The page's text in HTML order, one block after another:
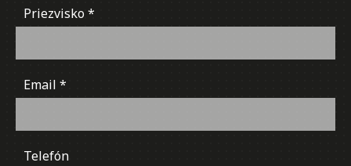
Priezvisko
Email
Telefón